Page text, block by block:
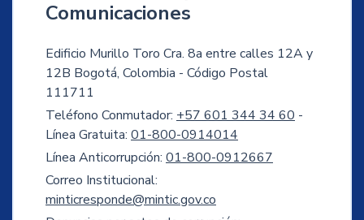
Comunicaciones
Edificio Murillo Toro Cra. 8a entre calles 12A y
12B Bogotá, Colombia - Código Postal
111711
Teléfono Conmutador: +57 601 344 34 60 -
Línea Gratuita: 01-800-0914014
Línea Anticorrupción: 01-800-0912667
Correo Institucional:
minticresponde@mintic.gov.co